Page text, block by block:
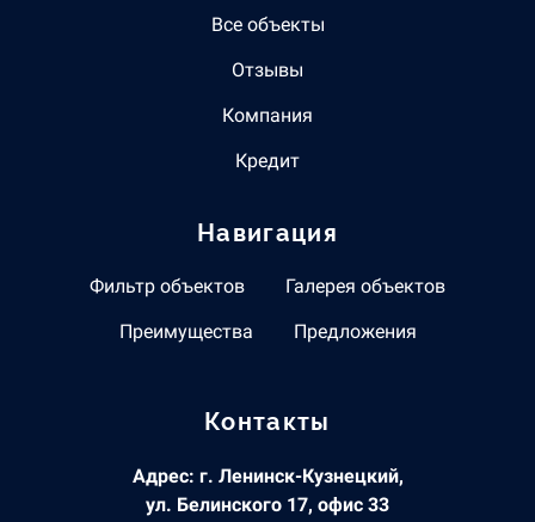
Все объекты
Отзывы
Компания
Кредит
Навигация
Фильтр объектов
Галерея объектов
Преимущества
Предложения
Контакты
Адрес: г. Ленинск-Кузнецкий,
ул. Белинского 17, офис 33